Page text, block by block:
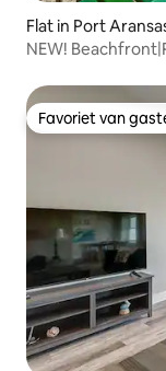
Flat in Port
NEW!
Favoriet van
Favoriet van